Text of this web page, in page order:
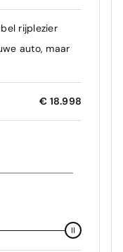
rijplezier
auto, maar
€ 18.998